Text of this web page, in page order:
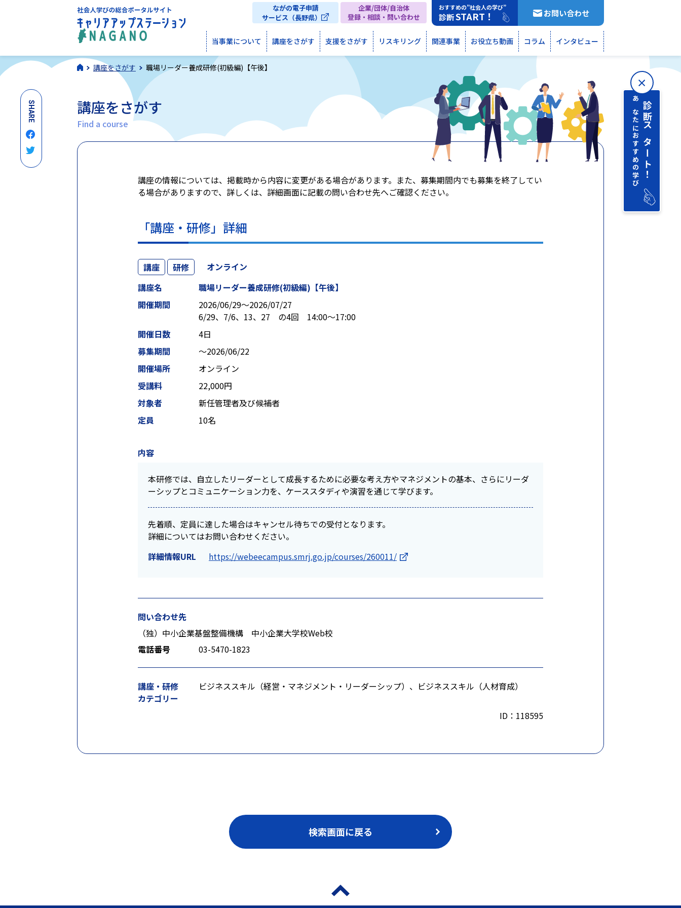
当事業について 講座をさがす 支援をさがす リスキリング 関連事業 お役立ち動画 コラム インタビュー
おすすめの”社会人の学び”
診断START！
企業/団体/自治体
登録・相談・問い合わせ
ながの電子申請
サービス（長野県）
お問い合わせ
講座をさがす 職場リーダー養成研修(初級編)【午後】
講座をさがす
Find a course
講座の情報については、掲載時から内容に変更がある場合があります。また、募集期間内でも募集を終了してい
る場合がありますので、詳しくは、詳細画面に記載の問い合わせ先へご確認ください。
「講座・研修」詳細
講座 研修
オンライン
講座名
職場リーダー養成研修(初級編)【午後】
開催期間
2026/06/29〜2026/07/27
6/29、7/6、13、27 の4回 14:00～17:00
開催日数
4日
募集期間
〜2026/06/22
開催場所
オンライン
受講料
22,000円
対象者
新任管理者及び候補者
定員
10名
内容
本研修では、自立したリーダーとして成長するために必要な考え方やマネジメントの基本、さらにリーダ
ーシップとコミュニケーション力を、ケーススタディや演習を通じて学びます。
先着順、定員に達した場合はキャンセル待ちでの受付となります。
詳細についてはお問い合わせください。
詳細情報URL
https://webeecampus.smrj.go.jp/courses/260011/
問い合わせ先
（独）中小企業基盤整備機構 中小企業大学校Web校
電話番号
03-5470-1823
講座・研修
カテゴリー
ビジネススキル（経営・マネジメント・リーダーシップ）、ビジネススキル（人材育成）
ID：118595
検索画面に戻る
SHARE あなたにおすすめの学び診断 スタート！